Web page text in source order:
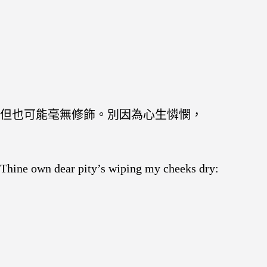
但也可能毫無修飾。別因為心生憐憫，
Thine own dear pity’s wiping my cheeks dry: